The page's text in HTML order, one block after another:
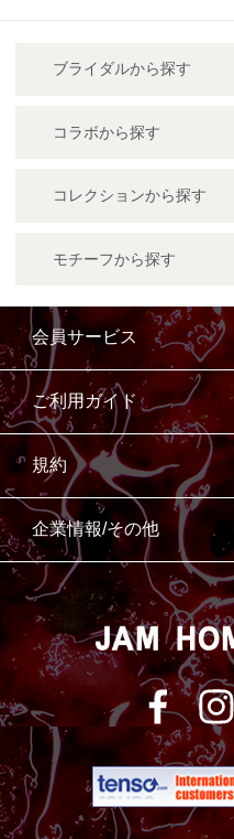
ブライダルから探す
コラボから探す
コレクションから探す
モチーフから探す
会員サービス
ご利用ガイド
規約
企業情報/その他